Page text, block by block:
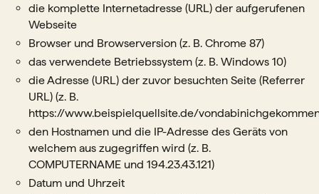
die komplette Internetadresse (URL) der aufgerufenen
Webseite
Browser und Browserversion (z. B. Chrome 87)
das verwendete Betriebssystem (z. B. Windows 10)
die Adresse (URL) der zuvor besuchten Seite (Referrer
URL) (z. B.
https://www.beispielquellsite.de/
den Hostnamen und die IP-Adresse des Geräts von
welchem aus zugegriffen wird (z. B.
COMPUTERNAME und 194.23.43.121)
Datum und Uhrzeit